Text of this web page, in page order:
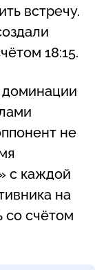
встречу.
18:15.
доминации
не
с каждой
на
со счётом